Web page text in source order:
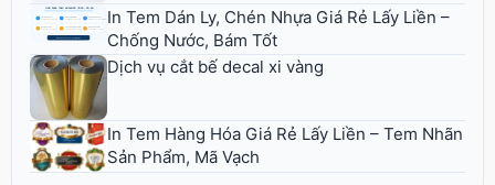
In Tem Dán Ly, Chén Nhựa Giá Rẻ Lấy Liền –
Chống Nước, Bám Tốt
Dịch vụ cắt bế decal xi vàng
In Tem Hàng Hóa Giá Rẻ Lấy Liền – Tem Nhãn
Sản Phẩm, Mã Vạch